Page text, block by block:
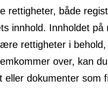
rettigheter, både
innhold. Innholdet
rettigheter i
over, kan
eller dokumenter som